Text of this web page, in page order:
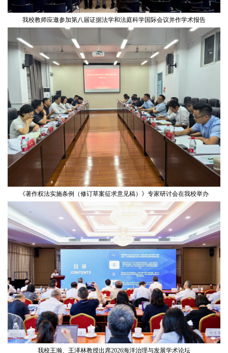
我校教师应邀参加第八届证据法学和法庭科学国际会议并作学术报告
《著作权法实施条例（修订草案征求意见稿）》专家研讨会在我校举办
我校王瀚、王泽林教授出席2026海洋治理与发展学术论坛